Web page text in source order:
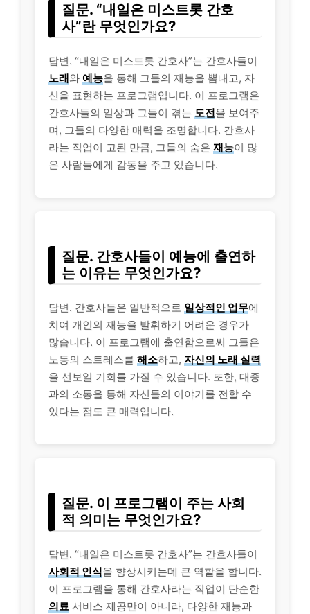
질문. “내일은 미스트롯 간호
사”란 무엇인가요?
답변. “내일은 미스트롯 간호사”는 간호사들이
노래와 예능을 통해 그들의 재능을 뽐내고, 자
신을 표현하는 프로그램입니다. 이 프로그램은
간호사들의 일상과 그들이 겪는 도전을 보여주
며, 그들의 다양한 매력을 조명합니다. 간호사
라는 직업이 고된 만큼, 그들의 숨은 재능이 많
은 사람들에게 감동을 주고 있습니다.
질문. 간호사들이 예능에 출연하
는 이유는 무엇인가요?
답변. 간호사들은 일반적으로 일상적인 업무에
치여 개인의 재능을 발휘하기 어려운 경우가
많습니다. 이 프로그램에 출연함으로써 그들은
노동의 스트레스를 해소하고, 자신의 노래 실력
을 선보일 기회를 가질 수 있습니다. 또한, 대중
과의 소통을 통해 자신들의 이야기를 전할 수
있다는 점도 큰 매력입니다.
질문. 이 프로그램이 주는 사회
적 의미는 무엇인가요?
답변. “내일은 미스트롯 간호사”는 간호사들이
사회적 인식을 향상시키는데 큰 역할을 합니다.
이 프로그램을 통해 간호사라는 직업이 단순한
의료 서비스 제공만이 아니라, 다양한 재능과